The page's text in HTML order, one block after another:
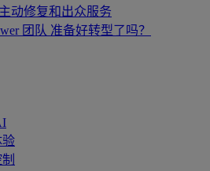
主动修复和出众服务
团队 准备好转型了吗？
验